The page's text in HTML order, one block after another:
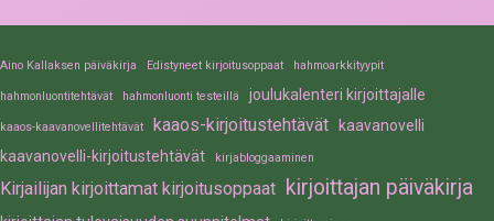
Aino Kallaksen päiväkirja Edistyneet kirjoitusoppaat hahmoarkkityypit
hahmonluontitehtävät hahmonluonti testeillä joulukalenteri kirjoittajalle
kaaos-kaavanovellitehtävät kaaos-kirjoitustehtävät
kaavanovelli
kaavanovelli-kirjoitustehtävät
kirjabloggaaminen
Kirjailijan kirjoittamat kirjoitusoppaat kirjoittajan päiväkirja